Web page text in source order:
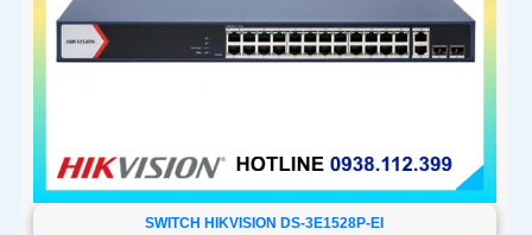
SWITCH HIKVISION DS-3E1528P-EI